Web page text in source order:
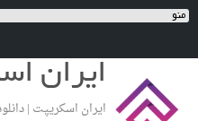
ایران
ایران اسکریپت |